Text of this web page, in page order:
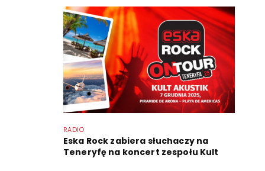
RADIO
Eska Rock zabiera słuchaczy na
Teneryfę na koncert zespołu Kult